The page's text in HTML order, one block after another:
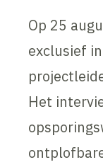
Op 25
exclusief
Het